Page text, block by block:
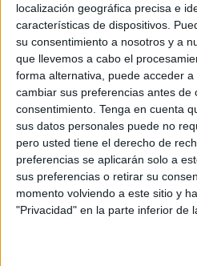
localización geográfica precisa e
características de dispositivos.
su consentimiento a nosotros y a
que llevemos a cabo el
forma alternativa, puede acceder
cambiar sus preferencias antes de
consentimiento. Tenga en cuenta
sus datos personales puede no
pero usted tiene el derecho de
preferencias se aplicarán solo a
sus preferencias o retirar su
momento volviendo a este sitio y
"Privacidad" en la parte inferior de
Precisamente, como resultado
ha producido hoy, en la que
subsaharianos, el traslado de
para la presente jornada, se
de ayer como medida para
sobresaturado que continúa
sitúa por encima del doble de
residentes frente a las 520
La de hoy ha sido la segunda
semanas después de meses